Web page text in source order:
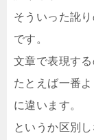
そういった訛
です。
文章で表現す
たとえば一番
に違います。
というか区別